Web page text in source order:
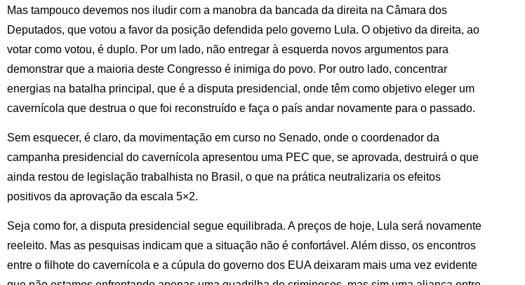
Mas tampouco devemos nos iludir com a manobra da bancada da direita na Câmara dos
Deputados, que votou a favor da posição defendida pelo governo Lula. O objetivo da direita, ao
votar como votou, é duplo. Por um lado, não entregar à esquerda novos argumentos para
demonstrar que a maioria deste Congresso é inimiga do povo. Por outro lado, concentrar
energias na batalha principal, que é a disputa presidencial, onde têm como objetivo eleger um
cavernícola que destrua o que foi reconstruído e faça o país andar novamente para o passado.
Sem esquecer, é claro, da movimentação em curso no Senado, onde o coordenador da
campanha presidencial do cavernícola apresentou uma PEC que, se aprovada, destruirá o que
ainda restou de legislação trabalhista no Brasil, o que na prática neutralizaria os efeitos
positivos da aprovação da escala 5×2.
Seja como for, a disputa presidencial segue equilibrada. A preços de hoje, Lula será novamente
reeleito. Mas as pesquisas indicam que a situação não é confortável. Além disso, os encontros
entre o filhote do cavernícola e a cúpula do governo dos EUA deixaram mais uma vez evidente